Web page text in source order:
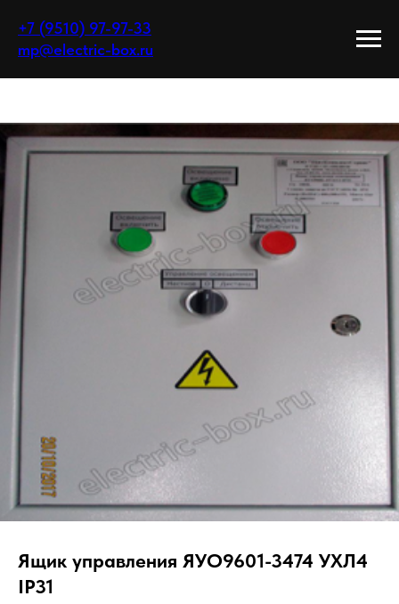
+7 (9510) 97-97-33
mp@electric-box.ru
Ящик управления ЯУО9601-3474 УХЛ4
IP31